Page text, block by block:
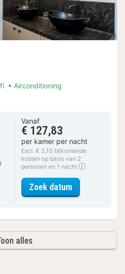
Airconditioning
Vanaf
€ 127,83
per kamer per nacht
Excl. € 3,10 bijkomende
kosten op basis van 2
personen en 1 nacht
Zoek datumvoor Superior
alles